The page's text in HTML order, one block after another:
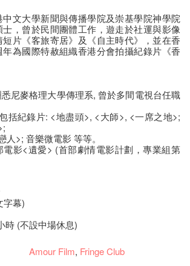
文大學新聞與傳播學院及崇基學院神學院
，曾於民間團體工作，遊走於社運與影像
片《客旅寄居》及《自主時代》，並在香
為國際特赦組織香港分會拍攝紀錄片《香
尼麥格理大學傳理系, 曾於多間電視台任職
括紀錄片: <地盡頭>, <大師>, <一席之地>;
人>; 音樂微電影等等。
影<遺愛> (首部劇情電影計劃，專業組第
字幕)
時 (不設中場休息)
Amour Film, Fringe Club